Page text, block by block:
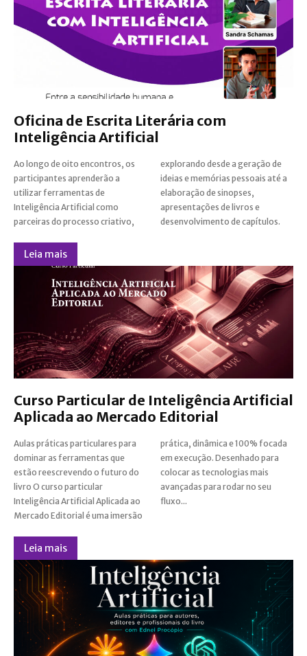
Oficina de Escrita Literária com
Inteligência Artificial
Ao longo de oito encontros, os
participantes aprenderão a
utilizar ferramentas de
Inteligência Artificial como
parceiras do processo criativo,
explorando desde a geração de
ideias e memórias pessoais até a
elaboração de sinopses,
apresentações de livros e
desenvolvimento de capítulos.
Leia mais
Curso Particular de Inteligência Artificial
Aplicada ao Mercado Editorial
Aulas práticas particulares para
dominar as ferramentas que
estão reescrevendo o futuro do
livro O curso particular
Inteligência Artificial Aplicada ao
Mercado Editorial é uma imersão
prática, dinâmica e 100% focada
em execução. Desenhado para
colocar as tecnologias mais
avançadas para rodar no seu
fluxo...
Leia mais